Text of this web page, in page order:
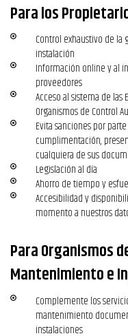
Para los
Control exhaustivo de la
instalación
Información online y al
proveedores
Acceso al sistema de
Organismos de Control
Evita sanciones por
cumplimentación,
cualquiera de sus
Legislación al día
Ahorro de tiempo y
Accesibilidad y
momento a nuestros
Para Organismos
Mantenimiento e
Complemente los
mantenimiento
instalaciones